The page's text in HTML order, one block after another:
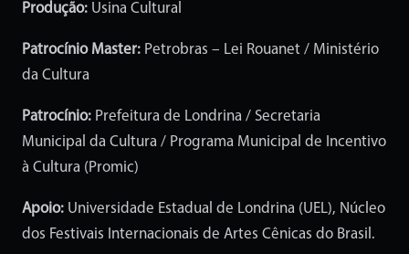
Produção: Usina Cultural
Patrocínio Master: Petrobras – Lei Rouanet / Ministério
da Cultura
Patrocínio: Prefeitura de Londrina / Secretaria
Municipal da Cultura / Programa Municipal de Incentivo
à Cultura (Promic)
Apoio: Universidade Estadual de Londrina (UEL), Núcleo
dos Festivais Internacionais de Artes Cênicas do Brasil.